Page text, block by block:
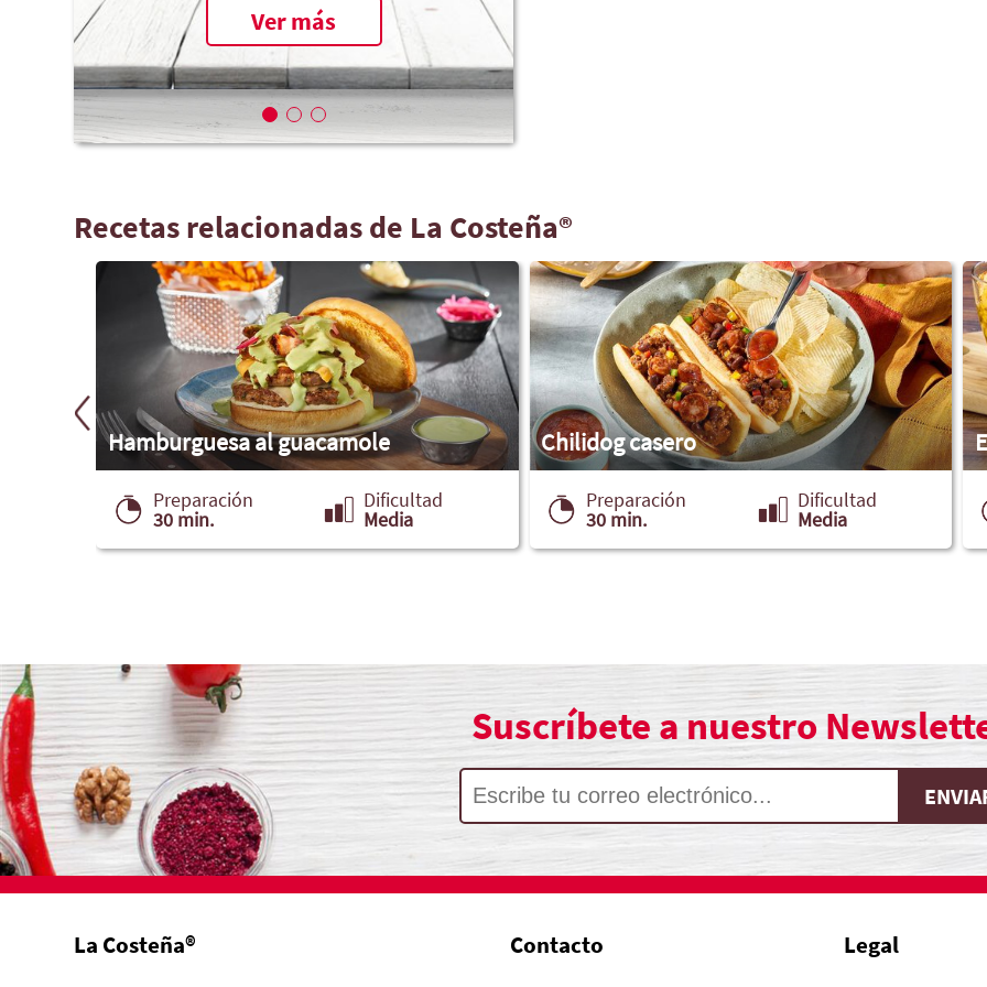
Ver más
Recetas relacionadas de La Costeña®
Hamburguesa al guacamole
Preparación
30 min.
Dificultad
Media
Chilidog casero
Preparación
30 min.
Dificultad
Media
Suscríbete a nuestro
La Costeña® Contacto Legal